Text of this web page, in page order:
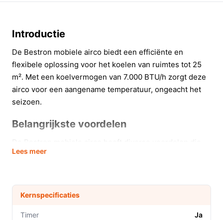
Introductie
De Bestron mobiele airco biedt een efficiënte en
flexibele oplossing voor het koelen van ruimtes tot 25
m². Met een koelvermogen van 7.000 BTU/h zorgt deze
airco voor een aangename temperatuur, ongeacht het
seizoen.
Belangrijkste voordelen
het leven aangenamer maken.
voor kleine tot middelgrote kamers zoals
woonkamers of slaapkamers.
Flexibel gebruik: Dankzij de wielen en het
Lees meer
Kernspecificaties
Timer Ja